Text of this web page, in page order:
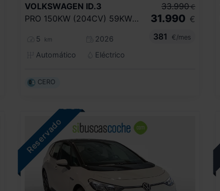
VOLKSWAGEN ID.3
PRO 150KW (204CV) 59KWH AUTOMÁTICO
5 km
2026
Automático
Eléctrico
33.990 €
31.990 €
381
€/mes
CERO